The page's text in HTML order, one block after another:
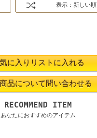
表示：新しい順
RECOMMEND ITEM
あなたにおすすめのアイテム